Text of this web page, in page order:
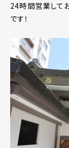
24時間営業して
です！